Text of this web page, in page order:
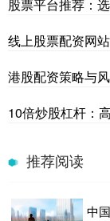
股票平台推荐：
线上股票配资网
港股配资策略与
10倍炒股杠杆：
推荐阅读
中